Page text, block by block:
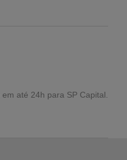
até 24h para SP Capital.